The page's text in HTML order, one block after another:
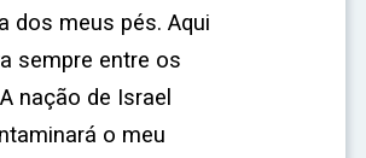
dos meus pés. Aqui
sempre entre os
nação de Israel
o meu